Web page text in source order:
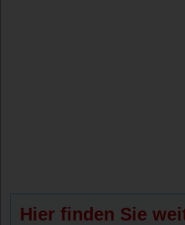
Hier finden Sie